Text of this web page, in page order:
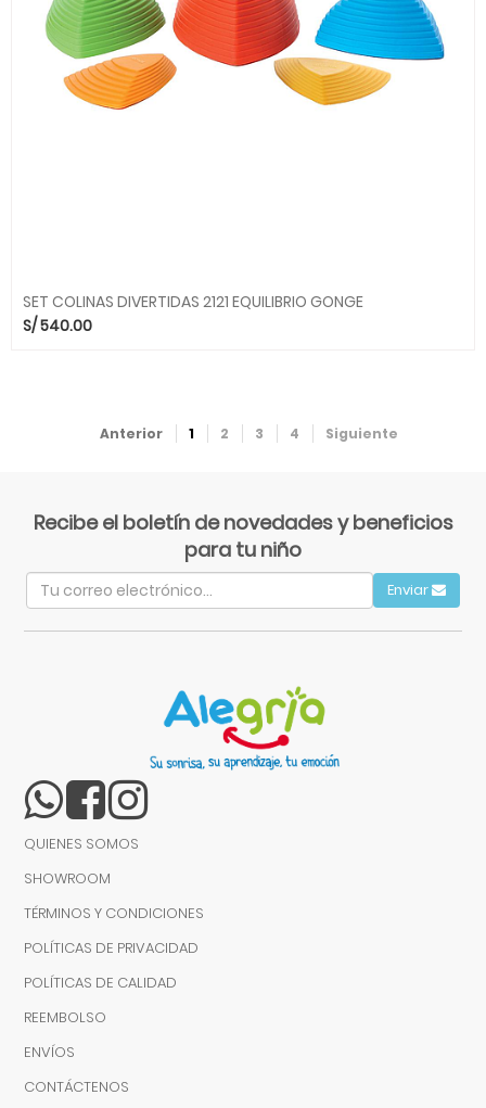
SET COLINAS DIVERTIDAS 2121 EQUILIBRIO GONGE
S/540.00
Anterior 1 2 3 4 Siguiente
Recibe el boletín de novedades y beneficios
para tu niño
Enviar
QUIENES SOMOS
SHOWROOM
TÉRMINOS Y CONDICIONES
POLÍTICAS DE PRIVACIDAD
POLÍTICAS DE CALIDAD
REEMBOLSO
ENVÍOS
CONTÁCTENOS